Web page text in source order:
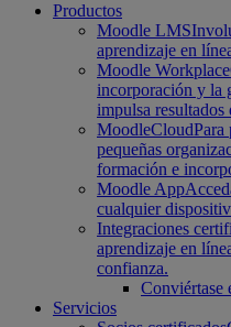
Productos
Moodle LMS
aprendizaje en
Moodle Workplace
incorporación y la
impulsa resultados
MoodleCloudPara
pequeñas
formación e
Moodle App
cualquier
Integraciones
aprendizaje en
confianza.
Conviértase
Servicios